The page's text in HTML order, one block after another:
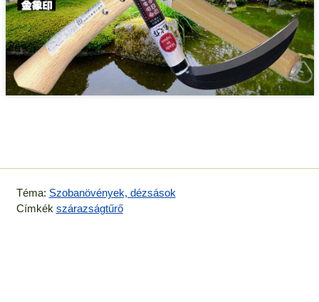
Téma: Szobanövények, dézsások
Címkék szárazságtűrő